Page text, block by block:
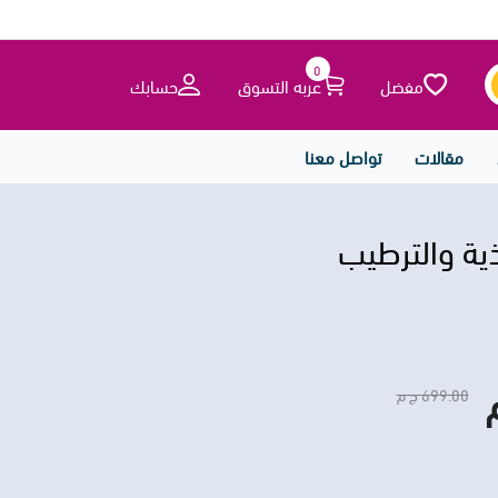
مفضل عربه التسوق
0 حسابك
مقالات تواصل معنا
والترطيب
699.00 ج م